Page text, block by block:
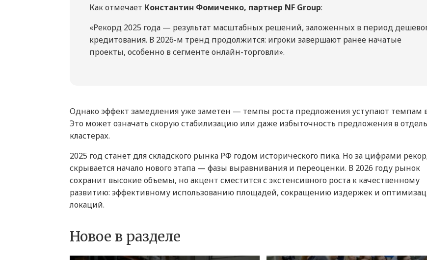
Как отмечает Константин Фомиченко, партнер NF Group:
«Рекорд 2025 года — результат масштабных решений, заложенных в период
кредитования. В 2026-м тренд продолжится: игроки завершают ранее начатые
проекты, особенно в сегменте онлайн-торговли».
Однако эффект замедления уже заметен — темпы роста предложения уступают темпам
Это может означать скорую стабилизацию или даже избыточность предложения в
кластерах.
2025 год станет для складского рынка РФ годом исторического пика. Но за цифрами
скрывается начало нового этапа — фазы выравнивания и переоценки. В 2026 году рынок
сохранит высокие объемы, но акцент сместится с экстенсивного роста к качественному
развитию: эффективному использованию площадей, сокращению издержек и
локаций.
Новое в разделе